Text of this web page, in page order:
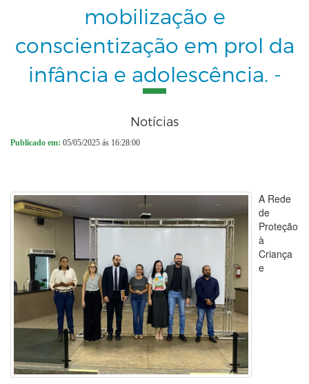
mobilização e
conscientização em prol da
infância e adolescência. -
Notícias
Publicado em: 05/05/2025 ás 16:28:00
A Rede
de
Proteção
à
Criança
e